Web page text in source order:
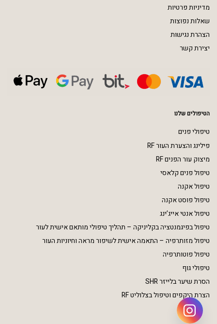
מדיניות פרטיות
שאלות נפוצות
הצהרת נגישות
יצירת קשר
הטיפולים שלנו
טיפולי פנים
פילינג והצערת העור RF
מיצוק עור הפנים RF
טיפול פנים קלאסי
טיפול אקנה
טיפול פוסט אקנה
טיפול אנטי אייג’ינג
טיפול בפיגמנטציה בקליניקה – תהליך טיפולי מותאם אישית לעור
טיפול מזותרפיה – התאמה אישית לשיפור מראה וחיוניות העור
טיפול פוטותרפיה
טיפולי גוף
הסרת שיער בלייזר SHR
הצרת היקפים וטיפול בצלוליט RF